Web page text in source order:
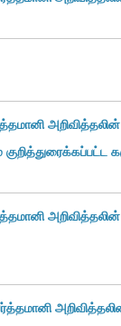
அறிவித்தலின்
அறிவித்தலின்